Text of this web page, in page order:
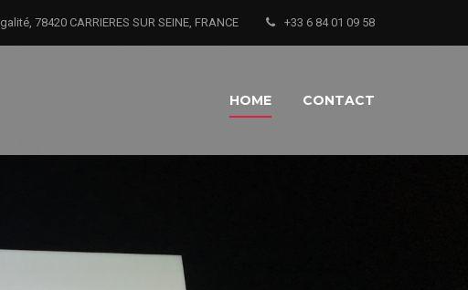
78420 CARRIERES SUR SEINE, FRANCE +33 6 84 01 09 58
HOME CONTACT